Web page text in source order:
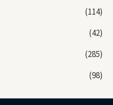
(114)
(42)
(285)
(98)